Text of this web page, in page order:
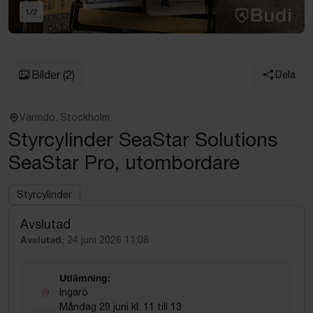
1 /2
Bilder (2) Dela
Värmdö, Stockholm
Styrcylinder SeaStar Solutions
SeaStar Pro, utombordare
Styrcylinder
Avslutad
Avslutad: 24 juni 2026 11:08
Utlämning:
Ingarö
Måndag 29 juni kl. 11 till 13